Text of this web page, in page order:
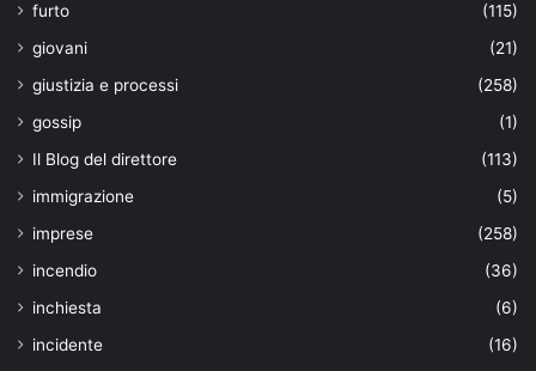
furto
(115)
giovani
(21)
giustizia e processi
(258)
gossip
(1)
Il Blog del direttore
(113)
immigrazione
(5)
imprese
(258)
incendio
(36)
inchiesta
(6)
incidente
(16)